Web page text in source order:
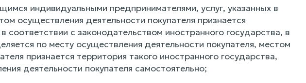
индивидуальными предпринимателями, услуг, указанных в
осуществления деятельности покупателя признается
с законодательством иностранного государства, в
по месту осуществления деятельности покупателя, местом
признается территория такого иностранного государства,
деятельности покупателя самостоятельно;